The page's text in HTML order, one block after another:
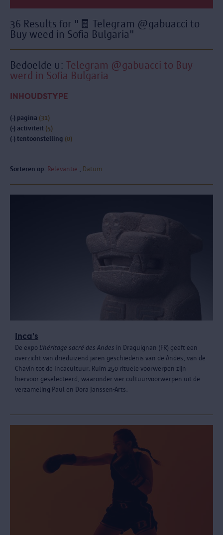
36 Results for "🧾 Telegram @gabuacci to
Buy weed in Sofia Bulgaria"
Bedoelde u: Telegram @gabuacci to Buy
werd in Sofia Bulgaria
INHOUDSTYPE
(-) pagina (31)
(-) activiteit (5)
(-) tentoonstelling (0)
Sorteren op: Relevantie Datum
Inca's
De expo L’héritage sacré des Andes in Draguignan (FR) geeft een
overzicht van drieduizend jaren geschiedenis van de Andes, van de
Chavin tot de Incacultuur. Ruim 250 rituele voorwerpen zijn
hiervoor geselecteerd, waaronder vier cultuurvoorwerpen uit de
verzameling Paul en Dora Janssen-Arts.